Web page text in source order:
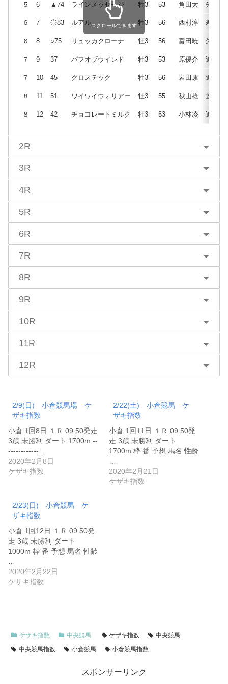
５ 6 ▲74 ラインメッセージ 牡3 53 角田大 先
６ 7 ◎83 ルアル 牡3 56 西村淳 差
６ 8 ○75 リュッカクローナ 牡3 56 富田暁 先
７ 9 37 パフオブウインド 牡3 53 原優介 追
７ 10 45 クロステック 牡3 56 岩田康 追
８ 11 51 ワイワイウォリアー 牡3 55 秋山稔 差
８ 12 42 チョコレートミルク 牡3 53 小林凌 追
スクロールできます
2R
3R
4R
5R
6R
7R
8R
9R
10R
11R
12R
2/9(日) 小倉競馬場 ケ
ザキ指数
小倉 1回8日 １Ｒ 09:50発走
3歳 未勝利 ダート 1700m --
------------…
2020年2月8日
ケザキ指数
2/22(土) 小倉競馬 ケ
ザキ指数
小倉 1回11日 １Ｒ 09:50発
走 3歳 未勝利 ダート
1700m 枠 番 予想 馬名 性齢
2020年2月21日
ケザキ指数
2/23(日) 小倉競馬 ケ
ザキ指数
小倉 1回12日 １Ｒ 09:50発
走 3歳 未勝利 ダート
1000m 枠 番 予想 馬名 性齢
2020年2月22日
ケザキ指数
ケザキ指数 中央競馬 ケザキ指数
中央競馬
中央競馬指数
小倉競馬 小倉競馬指数
スポンサーリンク